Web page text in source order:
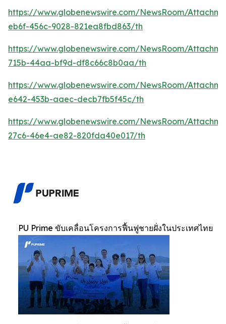
https://www.globenewswire.com/NewsRoom/
eb6f-456c-9028-821ea8fbd863/th
https://www.globenewswire.com/NewsRoom/
715b-44aa-bf9d-df8c66c8b0aa/th
https://www.globenewswire.com/NewsRoom/
e642-453b-aaec-decb7fb5f45c/th
https://www.globenewswire.com/NewsRoom/
27c6-46e4-ae82-820fda40e017/th
PU Prime ขับเคลื่อนโครงการฟื้นฟูชายฝั่งในประเทศไทย